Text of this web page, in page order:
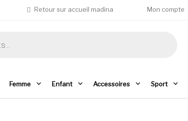
Retour sur accueil madina Mon compte
Femme Enfant Accessoires Sport